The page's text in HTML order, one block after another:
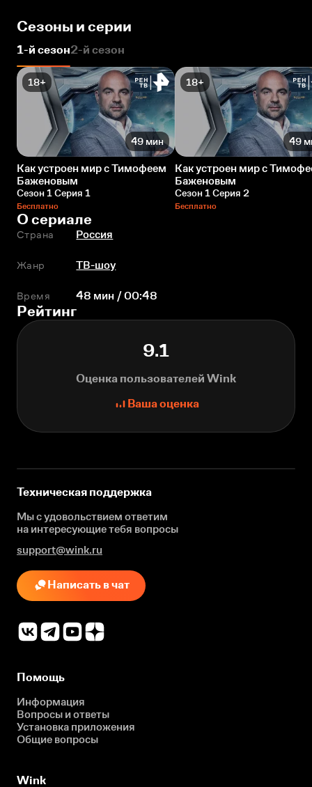
Сезоны и серии
1-й сезон2-й сезон
18+
49 мин
Как устроен мир с Тимофеем
Баженовым
Сезон 1 Серия 1
Бесплатно
18+
49
Как устроен мир с
Баженовым
Сезон 1 Серия 2
Бесплатно
О сериале
Страна Россия
Жанр ТВ-шоу
Время 48 мин / 00:48
Рейтинг
9.1
Оценка пользователей Wink
Ваша оценка
Техническая поддержка
Мы с удовольствием ответим
на интересующиетебя вопросы
support@wink.ru
Написать в чат
Помощь
Информация
Вопросы и ответы
Установка приложения
Общие вопросы
Wink